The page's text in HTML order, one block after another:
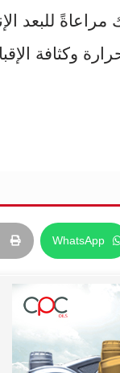
للبعد
وكثافة
WhatsApp